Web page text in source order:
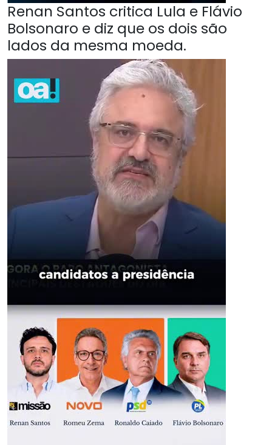
Renan Santos critica Lula e Flávio
Bolsonaro e diz que os dois são
lados da mesma moeda.